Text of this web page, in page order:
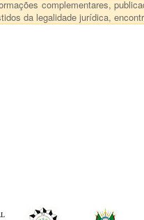
complementares,
da legalidade jurídica,